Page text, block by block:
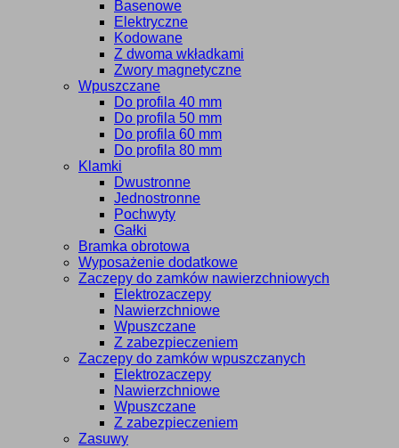
Basenowe
Elektryczne
Kodowane
Z dwoma wkładkami
Zwory magnetyczne
Wpuszczane
Do profila 40 mm
Do profila 50 mm
Do profila 60 mm
Do profila 80 mm
Klamki
Dwustronne
Jednostronne
Pochwyty
Gałki
Bramka obrotowa
Wyposażenie dodatkowe
Zaczepy do zamków nawierzchniowych
Elektrozaczepy
Nawierzchniowe
Wpuszczane
Z zabezpieczeniem
Zaczepy do zamków wpuszczanych
Elektrozaczepy
Nawierzchniowe
Wpuszczane
Z zabezpieczeniem
Zasuwy